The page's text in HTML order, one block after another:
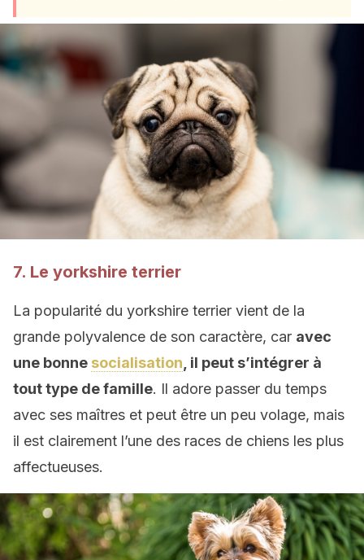
7. Le yorkshire terrier
La popularité du yorkshire terrier vient de la
grande polyvalence de son caractère, car avec
une bonne socialisation , il peut s’intégrer à
tout type de famille. Il adore passer du temps
avec ses maîtres et peut être un peu volage, mais
il est clairement l’une des races de chiens les plus
affectueuses.